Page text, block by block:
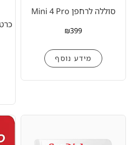
סוללה לרחפן Mini 4 Pro
₪399
מידע נוסף